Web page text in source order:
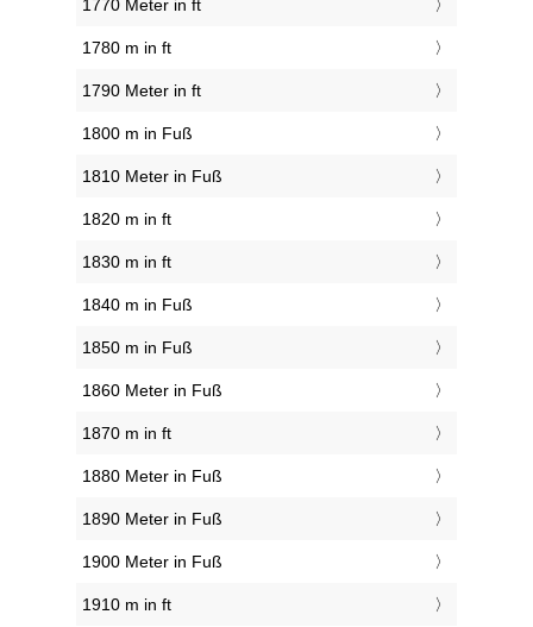
1770 Meter in ft
1780 m in ft
1790 Meter in ft
1800 m in Fuß
1810 Meter in Fuß
1820 m in ft
1830 m in ft
1840 m in Fuß
1850 m in Fuß
1860 Meter in Fuß
1870 m in ft
1880 Meter in Fuß
1890 Meter in Fuß
1900 Meter in Fuß
1910 m in ft